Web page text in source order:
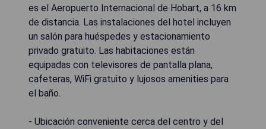
es el Aeropuerto Internacional de Hobart, a 16 km
de distancia. Las instalaciones del hotel incluyen
un salón para huéspedes y estacionamiento
privado gratuito. Las habitaciones están
equipadas con televisores de pantalla plana,
cafeteras, WiFi gratuito y lujosos amenities para
el baño.
- Ubicación conveniente cerca del centro y del